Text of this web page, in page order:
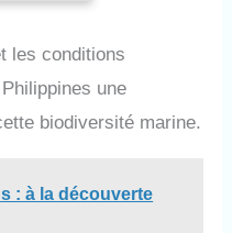
les conditions
une
biodiversité marine.
: à la découverte